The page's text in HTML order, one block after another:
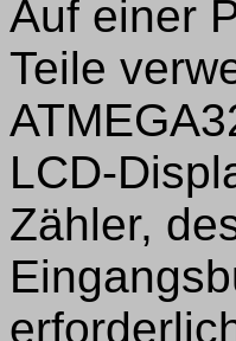
Auf einer
Teile
LCD-
Zähler,